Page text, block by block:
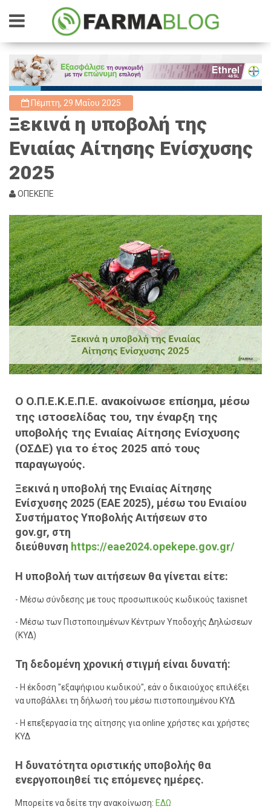
Πέμπτη, 29 Μαΐου 2025
Ξεκινά η υποβολή της
Ενιαίας Αίτησης Ενίσχυσης
2025
ΟΠΕΚΕΠΕ
Ο Ο.Π.Ε.Κ.Ε.Π.Ε. ανακοίνωσε επίσημα, μέσω
της ιστοσελίδας του, την έναρξη της
υποβολής της Ενιαίας Αίτησης Ενίσχυσης
(ΟΣΔΕ) για το έτος 2025 από τους
παραγωγούς.
Ξεκινά η υποβολή της Ενιαίας Αίτησης
Ενίσχυσης 2025 (ΕΑΕ 2025), μέσω του Ενιαίου
Συστήματος Υποβολής Αιτήσεων στο
gov.gr, στη
διεύθυνση https://eae2024.opekepe.gov.gr/
Η υποβολή των αιτήσεων θα γίνεται είτε:
- Μέσω σύνδεσης με τους προσωπικούς κωδικούς taxisnet
- Μέσω των Πιστοποιημένων Κέντρων Υποδοχής Δηλώσεων
(ΚΥΔ)
Τη δεδομένη χρονική στιγμή είναι δυνατή:
- Η έκδοση "εξαψήφιου κωδικού", εάν ο δικαιούχος επιλέξει
να υποβάλλει τη δήλωσή του μέσω πιστοποιημένου ΚΥΔ
- Η επεξεργασία της αίτησης για online χρήστες και χρήστες
ΚΥΔ
Η δυνατότητα οριστικής υποβολής θα
ενεργοποιηθεί τις επόμενες ημέρες.
Μπορείτε να δείτε την ανακοίνωση: ΕΔΩ